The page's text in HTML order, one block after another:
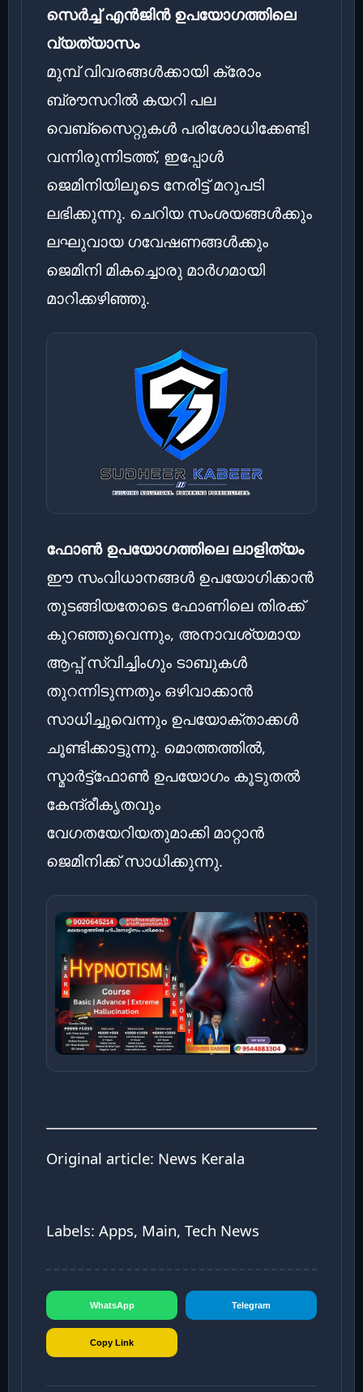
സെർച്ച് എൻജിൻ ഉപയോഗത്തിലെ
വ്യത്യാസം
മുമ്പ് വിവരങ്ങൾക്കായി ക്രോം
ബ്രൗസറിൽ കയറി പല
വെബ്സൈറ്റുകൾ പരിശോധിക്കേണ്ടി
വന്നിരുന്നിടത്ത്, ഇപ്പോൾ
ജെമിനിയിലൂടെ നേരിട്ട് മറുപടി
ലഭിക്കുന്നു. ചെറിയ സംശയങ്ങൾക്കും
ലഘുവായ ഗവേഷണങ്ങൾക്കും
ജെമിനി മികച്ചൊരു മാർഗമായി
മാറിക്കഴിഞ്ഞു.
ഫോൺ ഉപയോഗത്തിലെ ലാളിത്യം
ഈ സംവിധാനങ്ങൾ ഉപയോഗിക്കാൻ
തുടങ്ങിയതോടെ ഫോണിലെ തിരക്ക്
കുറഞ്ഞുവെന്നും, അനാവശ്യമായ
ആപ്പ് സ്വിച്ചിംഗും ടാബുകൾ
തുറന്നിടുന്നതും ഒഴിവാക്കാൻ
സാധിച്ചുവെന്നും ഉപയോക്താക്കൾ
ചൂണ്ടിക്കാട്ടുന്നു. മൊത്തത്തിൽ,
സ്മാർട്ട്ഫോൺ ഉപയോഗം കൂടുതൽ
കേന്ദ്രീകൃതവും
വേഗതയേറിയതുമാക്കി മാറ്റാൻ
ജെമിനിക്ക് സാധിക്കുന്നു.
Original article: News Kerala
Labels: Apps, Main, Tech News
WhatsApp Telegram
Copy Link